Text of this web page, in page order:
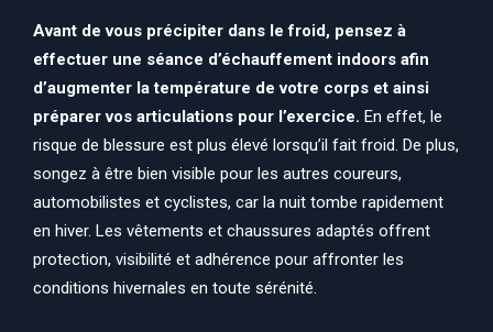
Avant de vous précipiter dans le froid, pensez à
effectuer une séance d’échauffement indoors afin
d’augmenter la température de votre corps et ainsi
préparer vos articulations pour l’exercice. En effet, le
risque de blessure est plus élevé lorsqu’il fait froid. De plus,
songez à être bien visible pour les autres coureurs,
automobilistes et cyclistes, car la nuit tombe rapidement
en hiver. Les vêtements et chaussures adaptés offrent
protection, visibilité et adhérence pour affronter les
conditions hivernales en toute sérénité.